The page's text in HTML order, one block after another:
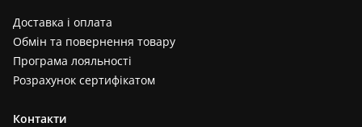
Доставка і оплата
Обмін та повернення товару
Програма лояльності
Розрахунок сертифікатом
Контакти